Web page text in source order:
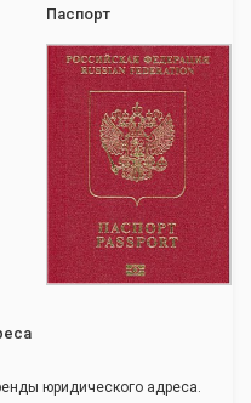
Паспорт
юридического адреса.